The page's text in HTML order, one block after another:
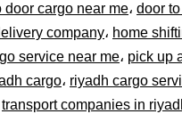
door cargo near me، door
company، home
service near me، pick up
cargo، riyadh cargo
transport companies in